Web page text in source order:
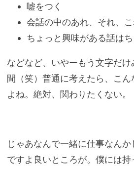
嘘をつく
会話の中のあれ、それ、
ちょっと興味がある話は
などなど、いやーもう文字だけ
間（笑）普通に考えたら、こ
よね。絶対、関わりたくない。
じゃあなんで一緒に仕事なん
ですよ良いところが。僕には